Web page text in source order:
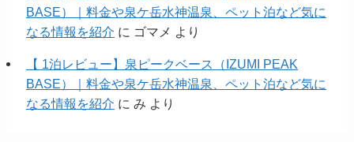
BASE）｜料金や泉ケ岳水神温泉、ペット泊など気に
なる情報を紹介 に ゴマメ より
【 1泊レビュー】泉ピークベース（IZUMI PEAK
BASE）｜料金や泉ケ岳水神温泉、ペット泊など気に
なる情報を紹介 に み より